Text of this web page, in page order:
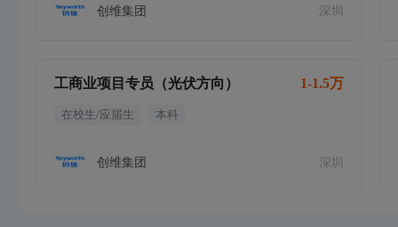
创维集团 深圳
工商业项目专员（光伏方向） 1-1.5万
在校生/应届生 本科
创维集团 深圳